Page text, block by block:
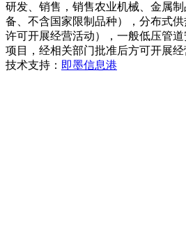
研发、销售，销售农业机械、金属
备、不含国家限制品种），分布式
许可开展经营活动），一般低压管
项目，经相关部门批准后方可开展经
技术支持： 即墨信息港